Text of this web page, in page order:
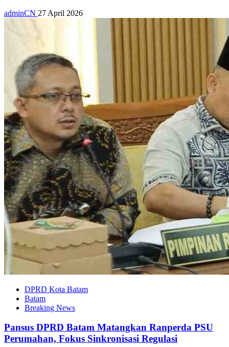
adminCN 27 April 2026
DPRD Kota Batam
Batam
Breaking News
Pansus DPRD Batam Matangkan Ranperda PSU
Perumahan, Fokus Sinkronisasi Regulasi